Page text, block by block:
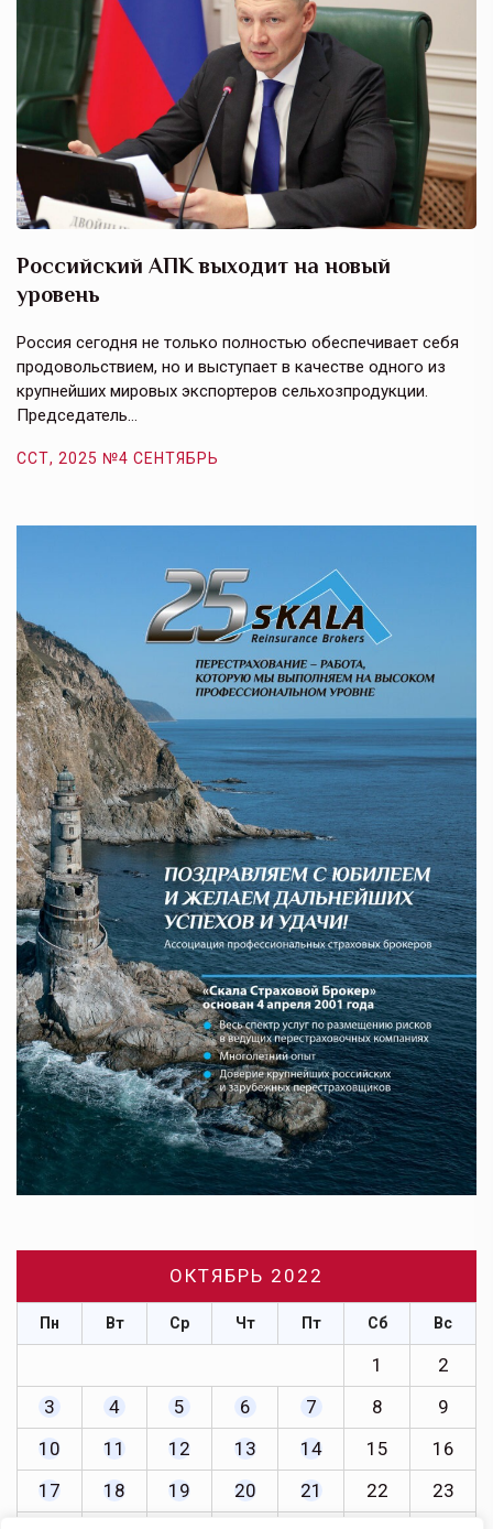
Российский АПК выходит на новый
уровень
Россия сегодня не только полностью обеспечивает себя
продовольствием, но и выступает в качестве одного из
крупнейших мировых экспортеров сельхозпродукции.
Председатель…
ССТ, 2025 №4 СЕНТЯБРЬ
ОКТЯБРЬ 2022
Пн Вт Ср Чт Пт Сб Вс
1
2
3
4 5 6 7 8
9
10
11 12 13 14 15
16
17
18 19 20 21 22
23